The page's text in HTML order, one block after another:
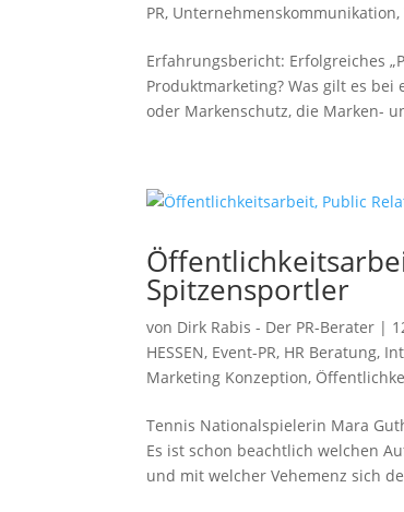
PR, Unternehmenskommunikation,
Erfahrungsbericht: Erfolgreiches
Produktmarketing? Was gilt es
oder Markenschutz, die Marken-
Spitzensportler
von Dirk Rabis - Der PR-Berater |
HESSEN, Event-PR, HR Beratung,
Marketing Konzeption,
Tennis Nationalspielerin Mara
Es ist schon beachtlich welchen
und mit welcher Vehemenz sich